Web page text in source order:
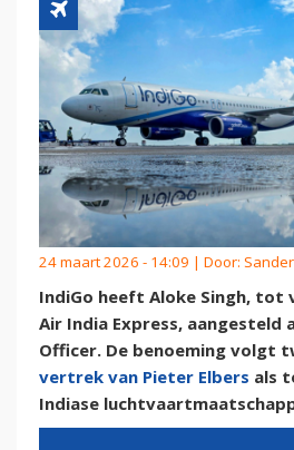
24 maart 2026 - 14:09 | Door:
IndiGo heeft Aloke Singh, tot
Air India Express, aangesteld
Officer. De benoeming volgt
vertrek van Pieter Elbers als
Indiase